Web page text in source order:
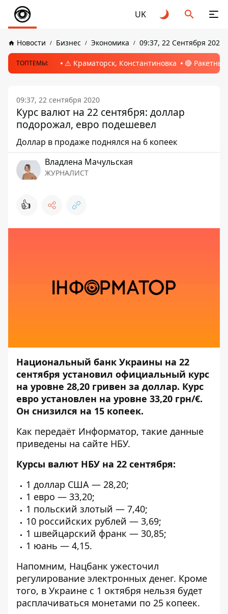
UK
Новости Бизнес Экономика 09:37, 22 Сентября 2020
ТОПТЕМЫ: ⚠️ Краматорск, Константиновка 🔴
09:37, 22 сентября 2020
Курс валют на 22 сентября: доллар
подорожал, евро подешевел
Доллар в продаже поднялся на 6 копеек
Владлена Мачульская
ЖУРНАЛИСТ
👍
Национальный банк Украины на 22
сентября установил официальный курс
на уровне 28,20 гривен за доллар. Курс
евро установлен на уровне 33,20 грн/€.
Он снизился на 15 копеек.
Как передаёт Информатор, такие данные
приведены на сайте НБУ.
Курсы валют НБУ на 22 сентября:
1 доллар США — 28,20;
1 евро — 33,20;
1 польский злотый — 7,40;
10 российских рублей — 3,69;
1 швейцарский франк — 30,85;
1 юань — 4,15.
Напомним, Нацбанк ужесточил
регулирование электронных денег. Кроме
того, в Украине с 1 октября нельзя будет
расплачиваться монетами по 25 копеек.